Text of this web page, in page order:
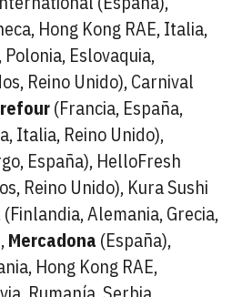
Hong Kong RAE, Italia,
Eslovaquia,
Reino Unido), Carnival
(Francia, España,
Italia, Reino Unido),
España), HelloFresh
Reino Unido), Kura Sushi
(Finlandia, Alemania, Grecia,
Mercadona (España),
Hong Kong RAE,